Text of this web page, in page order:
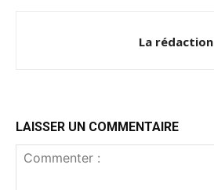
La rédaction
LAISSER UN COMMENTAIRE